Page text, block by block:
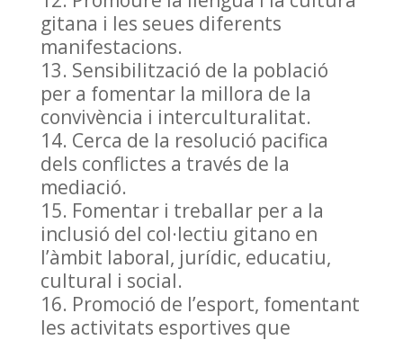
gitana i les seues diferents
manifestacions.
Sensibilització de la població
per a fomentar la millora de la
convivència i interculturalitat.
Cerca de la resolució pacifica
dels conflictes a través de la
mediació.
Fomentar i treballar per a la
inclusió del col·lectiu gitano en
l’àmbit laboral, jurídic, educatiu,
cultural i social.
Promoció de l’esport, fomentant
les activitats esportives que